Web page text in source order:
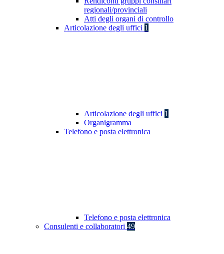
regionali/provinciali
Atti degli organi di controllo
Articolazione degli uffici 1
Articolazione degli uffici 1
Organigramma
Telefono e posta elettronica
Telefono e posta elettronica
Consulenti e collaboratori 49